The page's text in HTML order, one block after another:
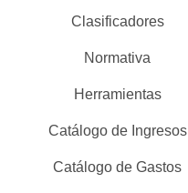
Clasificadores
Normativa
Herramientas
Catálogo de Ingresos
Catálogo de Gastos